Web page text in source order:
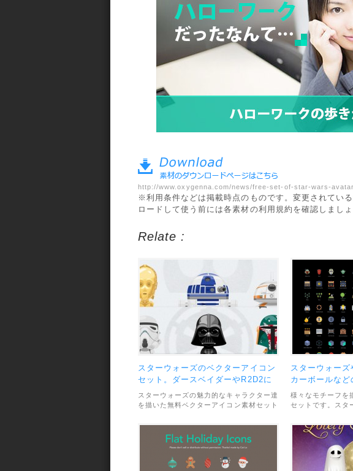
http://www.oxygenna.com/news/free-set-of-star-wars-
※利用条件などは掲載時点のものです。変更されてい
ロードして使う前には各素材の利用規約を確認しましょ
Relate :
スターウォーズのベクターアイコン
セット。ダースベイダーやR2D2に
BB8など
スターウォーズの魅力的なキャラクター達
を描いた無料ベクターアイコン素材セット
のBB8などが収録されています。素材のフ
ァイル形式はAI・PSD・PNGで、利用範
囲については、個人・商用利用問わずOK
スターウォー
カーボールな
ット
様々なモチーフを
セットです。スタ
ボールなどのスポ
岐にわたります。
EPSとSketchで
範囲については、
OKとなっていま